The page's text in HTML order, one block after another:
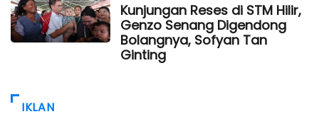
Kunjungan Reses di STM Hilir,
Genzo Senang Digendong
Bolangnya, Sofyan Tan
Ginting
IKLAN